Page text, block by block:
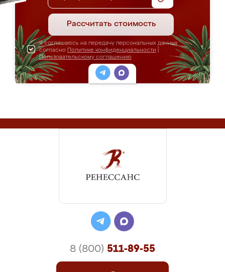
Рассчитать стоимость
Я соглашаюсь на передачу персональных данных
согласно Политике конфиденциальности
Пользовательскому соглашению
8 (800) 511-89-55